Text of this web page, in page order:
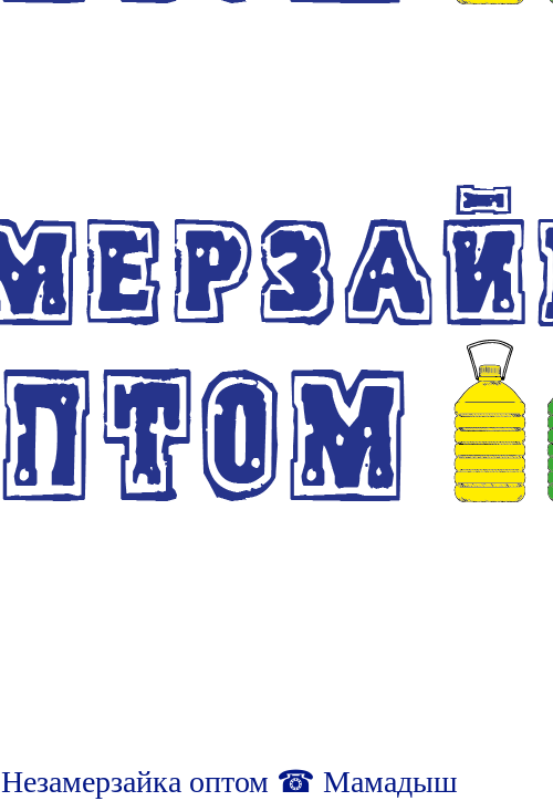
Незамерзайка оптом ☎ Мамадыш